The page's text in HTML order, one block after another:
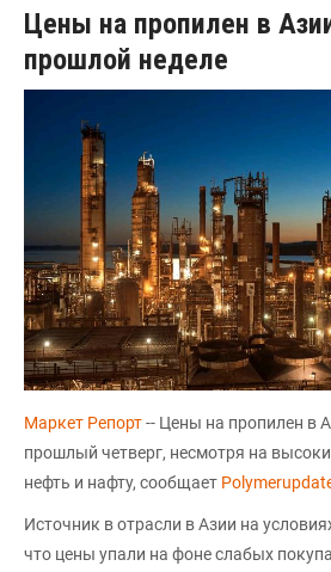
Цены на пропилен в
прошлой неделе
Маркет Репорт-- Цены на пропилен в
прошлый четверг, несмотря на
нефть и нафту, сообщает
Источник в отрасли в Азии на
что цены упали на фоне слабых